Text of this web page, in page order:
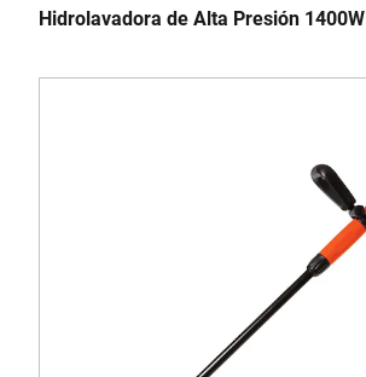
Hidrolavadora de Alta Presión 1400W